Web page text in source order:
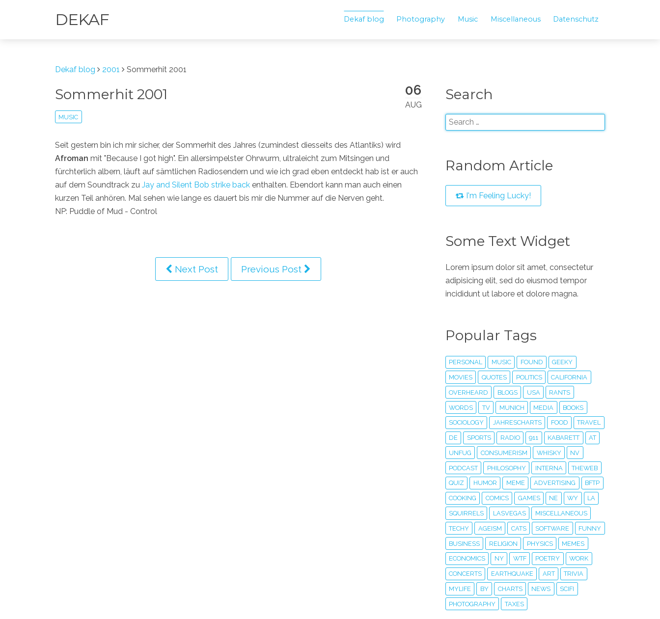
DEKAF Dekaf blog Photography Music Miscellaneous Datenschutz
Dekaf blog 2001 Sommerhit 2001
06
AUG
Sommerhit 2001
MUSIC
Seit gestern bin ich mir sicher, der Sommerhit des Jahres (zumindest diesseits des Atlantiks) wird
Afroman mit "Because I got high". Ein allersimpelster Ohrwurm, ultraleicht zum Mitsingen und
fürchterlich albern, läuft auf sämtlichen Radiosendern und wie ich grad eben entdeckt hab ist er auch
auf dem Soundtrack zu Jay and Silent Bob strike back enthalten. Ebendort kann man auch einen
kurzen Teil anhören. Mal sehen wie lange es dauert bis mir die Nummer auf die Nerven geht.
NP: Puddle of Mud - Control
Next Post Previous Post
Search
Random Article
I'm Feeling Lucky!
Some Text Widget
Lorem ipsum dolor sit amet, consectetur
adipisicing elit, sed do eiusmod tempor
incididunt ut labore et dolore magna.
Popular Tags
PERSONAL MUSIC FOUND GEEKY
MOVIES QUOTES POLITICS CALIFORNIA
OVERHEARD BLOGS USA RANTS
WORDS TV MUNICH MEDIA BOOKS
SOCIOLOGY JAHRESCHARTS FOOD TRAVEL
DE SPORTS RADIO 911 KABARETT AT
UNFUG CONSUMERISM WHISKY NV
PODCAST PHILOSOPHY INTERNA THEWEB
QUIZ HUMOR MEME ADVERTISING BFTP
COOKING COMICS GAMES NE WY LA
SQUIRRELS LASVEGAS MISCELLANEOUS
TECHY AGEISM CATS SOFTWARE FUNNY
BUSINESS RELIGION PHYSICS MEMES
ECONOMICS NY WTF POETRY WORK
CONCERTS EARTHQUAKE ART TRIVIA
MYLIFE BY CHARTS NEWS SCIFI
PHOTOGRAPHY TAXES